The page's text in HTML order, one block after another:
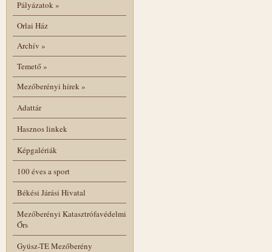
Pályázatok»
Orlai Ház
Archív »
Temető»
Mezőberényi hírek»
Adattár
Hasznos linkek
Képgalériák
100 éves a sport
Békési Járási Hivatal
Mezőberényi Katasztrófavédelmi
Őrs
Gyüsz-TE Mezőberény